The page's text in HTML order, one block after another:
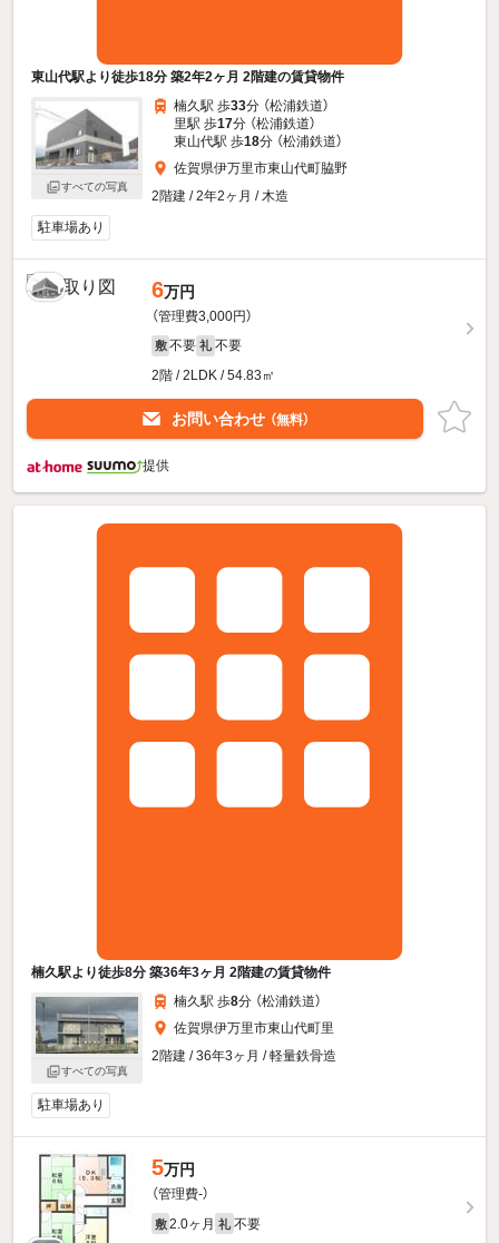
東山代駅より徒歩18分 築2年2ヶ月 2階建の賃貸物件
すべての写真
楠久駅 歩33分 （松浦鉄道）
里駅 歩17分 （松浦鉄道）
東山代駅 歩18分 （松浦鉄道）
佐賀県伊万里市東山代町脇野
2階建 / 2年2ヶ月 / 木造
駐車場あり
6万円
（管理費3,000円）
敷 不要 礼 不要
2階 / 2LDK / 54.83㎡
お問い合わせ （無料）
提供
楠久駅より徒歩8分 築36年3ヶ月 2階建の賃貸物件
すべての写真
楠久駅 歩8分 （松浦鉄道）
佐賀県伊万里市東山代町里
2階建 / 36年3ヶ月 / 軽量鉄骨造
駐車場あり
5万円
（管理費-）
敷 2.0ヶ月 礼 不要